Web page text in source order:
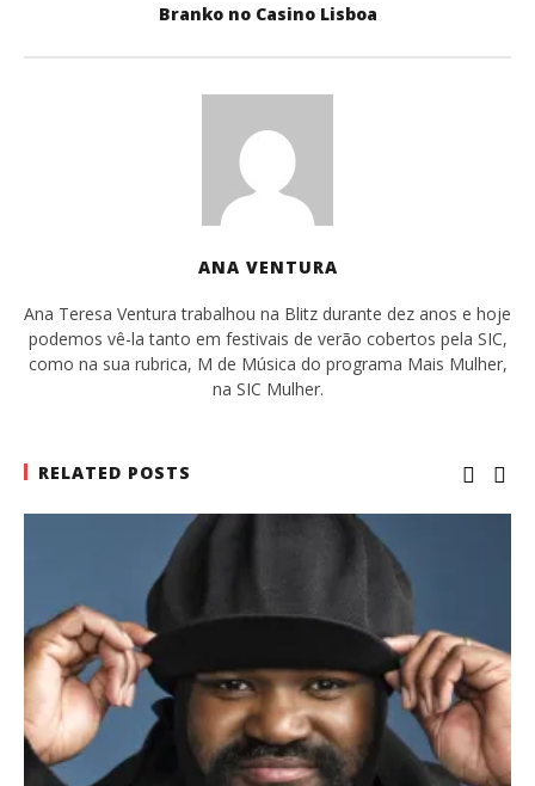
Branko no Casino Lisboa
ANA VENTURA
Ana Teresa Ventura trabalhou na Blitz durante dez anos e hoje
podemos vê-la tanto em festivais de verão cobertos pela SIC,
como na sua rubrica, M de Música do programa Mais Mulher,
na SIC Mulher.
RELATED POSTS